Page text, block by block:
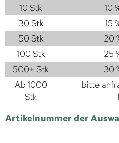
10 Stk
10
30 Stk
15
50 Stk
20
100 Stk
25
500+ Stk
30
Ab 1000
Stk
bitte
Artikelnummer der